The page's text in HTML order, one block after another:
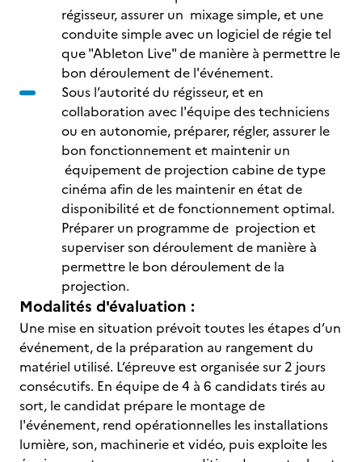
régisseur, assurer un mixage simple, et une
conduite simple avec un logiciel de régie tel
que "Ableton Live" de manière à permettre le
bon déroulement de l'événement.
Sous l’autorité du régisseur, et en
collaboration avec l'équipe des techniciens
ou en autonomie, préparer, régler, assurer le
bon fonctionnement et maintenir un
équipement de projection cabine de type
cinéma afin de les maintenir en état de
disponibilité et de fonctionnement optimal.
Préparer un programme de projection et
superviser son déroulement de manière à
permettre le bon déroulement de la
projection.
Modalités d'évaluation :
Une mise en situation prévoit toutes les étapes d’un
événement, de la préparation au rangement du
matériel utilisé. L’épreuve est organisée sur 2 jours
consécutifs. En équipe de 4 à 6 candidats tirés au
sort, le candidat prépare le montage de
l'événement, rend opérationnelles les installations
lumière, son, machinerie et vidéo, puis exploite les